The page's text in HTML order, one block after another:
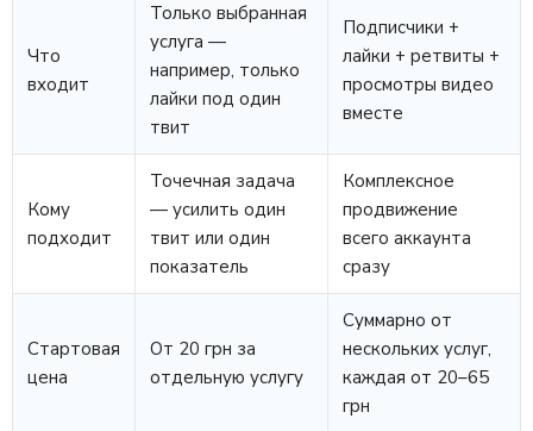
Что
входит
Только выбранная
услуга —
например, только
лайки под один
твит
Подписчики +
лайки + ретвиты +
просмотры видео
вместе
Кому
подходит
Точечная задача
— усилить один
твит или один
показатель
Комплексное
продвижение
всего аккаунта
сразу
Стартовая
цена
От 20 грн за
отдельную услугу
Суммарно от
нескольких услуг,
каждая от 20–65
грн